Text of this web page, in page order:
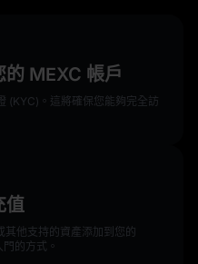
MEXC 帳戶
(KYC)。這將確保您能夠完全訪
值
他支持的資產添加到您的
的方式。